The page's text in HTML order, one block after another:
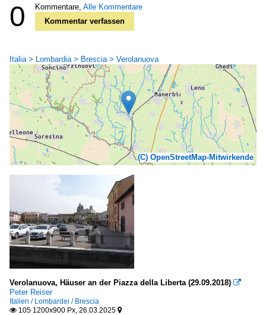
0 Kommentare, Alle Kommentare
Kommentar verfassen
Italia > Lombardia > Brescia > Verolanuova
(C) OpenStreetMap-Mitwirkende
Verolanuova, Häuser an der Piazza della Liberta (29.09.2018) 
Peter Reiser
Italien / Lombardei / Brescia
 105 1200x900 Px, 26.03.2025 